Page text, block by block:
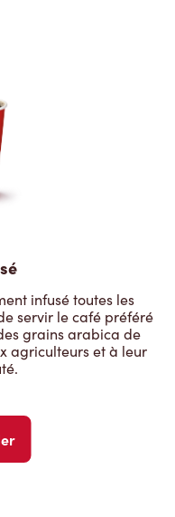
infusé toutes les
servir le café préféré
grains arabica de
agriculteurs et à leur